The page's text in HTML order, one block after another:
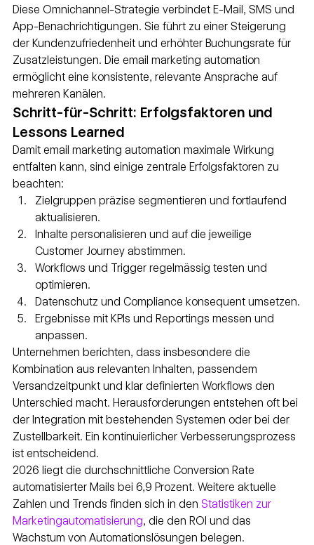
Diese Omnichannel-Strategie verbindet E-Mail, SMS und
App-Benachrichtigungen. Sie führt zu einer Steigerung
der Kundenzufriedenheit und erhöhter Buchungsrate für
Zusatzleistungen. Die email marketing automation
ermöglicht eine konsistente, relevante Ansprache auf
mehreren Kanälen.
Schritt-für-Schritt: Erfolgsfaktoren und
Lessons Learned
Damit email marketing automation maximale Wirkung
entfalten kann, sind einige zentrale Erfolgsfaktoren zu
beachten:
Zielgruppen präzise segmentieren und fortlaufend
aktualisieren.
Inhalte personalisieren und auf die jeweilige
Customer Journey abstimmen.
Workflows und Trigger regelmässig testen und
optimieren.
Datenschutz und Compliance konsequent umsetzen.
Ergebnisse mit KPIs und Reportings messen und
anpassen.
Unternehmen berichten, dass insbesondere die
Kombination aus relevanten Inhalten, passendem
Versandzeitpunkt und klar definierten Workflows den
Unterschied macht. Herausforderungen entstehen oft bei
der Integration mit bestehenden Systemen oder bei der
Zustellbarkeit. Ein kontinuierlicher Verbesserungsprozess
ist entscheidend.
2026 liegt die durchschnittliche Conversion Rate
automatisierter Mails bei 6,9 Prozent. Weitere aktuelle
Zahlen und Trends finden sich in den Statistiken zur
Marketingautomatisierung, die den ROI und das
Wachstum von Automationslösungen belegen.